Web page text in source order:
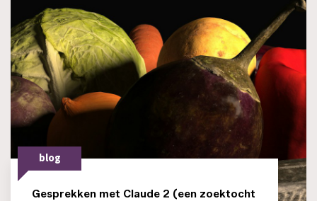
blog
Gesprekken met Claude 2 (een zoektocht